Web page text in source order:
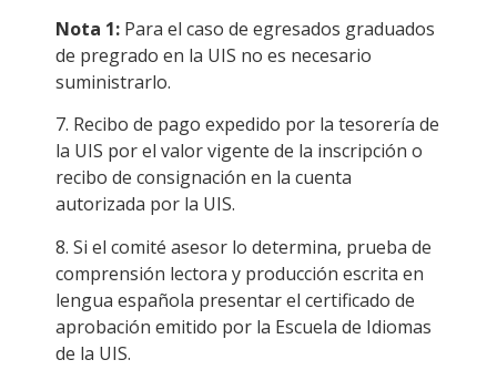
Nota 1: Para el caso de egresados graduados
de pregrado en la UIS no es necesario
suministrarlo.
7. Recibo de pago expedido por la tesorería de
la UIS por el valor vigente de la inscripción o
recibo de consignación en la cuenta
autorizada por la UIS.
8. Si el comité asesor lo determina, prueba de
comprensión lectora y producción escrita en
lengua española presentar el certificado de
aprobación emitido por la Escuela de Idiomas
de la UIS.